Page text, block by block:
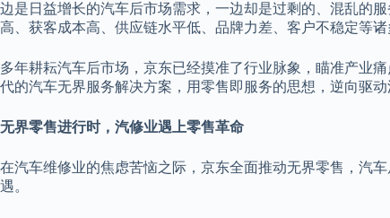
边是日益增长的汽车后市场需求，一边却是过剩的、混乱的
高、获客成本高、供应链水平低、品牌力差、客户不稳定等
多年耕耘汽车后市场，京东已经摸准了行业脉象，瞄准产业
代的汽车无界服务解决方案，用零售即服务的思想，逆向驱动
无界零售进行时，汽修业遇上零售革命
在汽车维修业的焦虑苦恼之际，京东全面推动无界零售，汽
遇。